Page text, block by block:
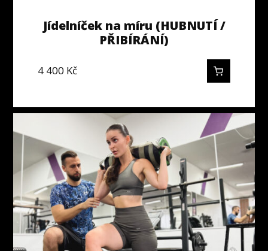
Jídelníček na míru (HUBNUTÍ /
PŘIBÍRÁNÍ)
4 400 Kč